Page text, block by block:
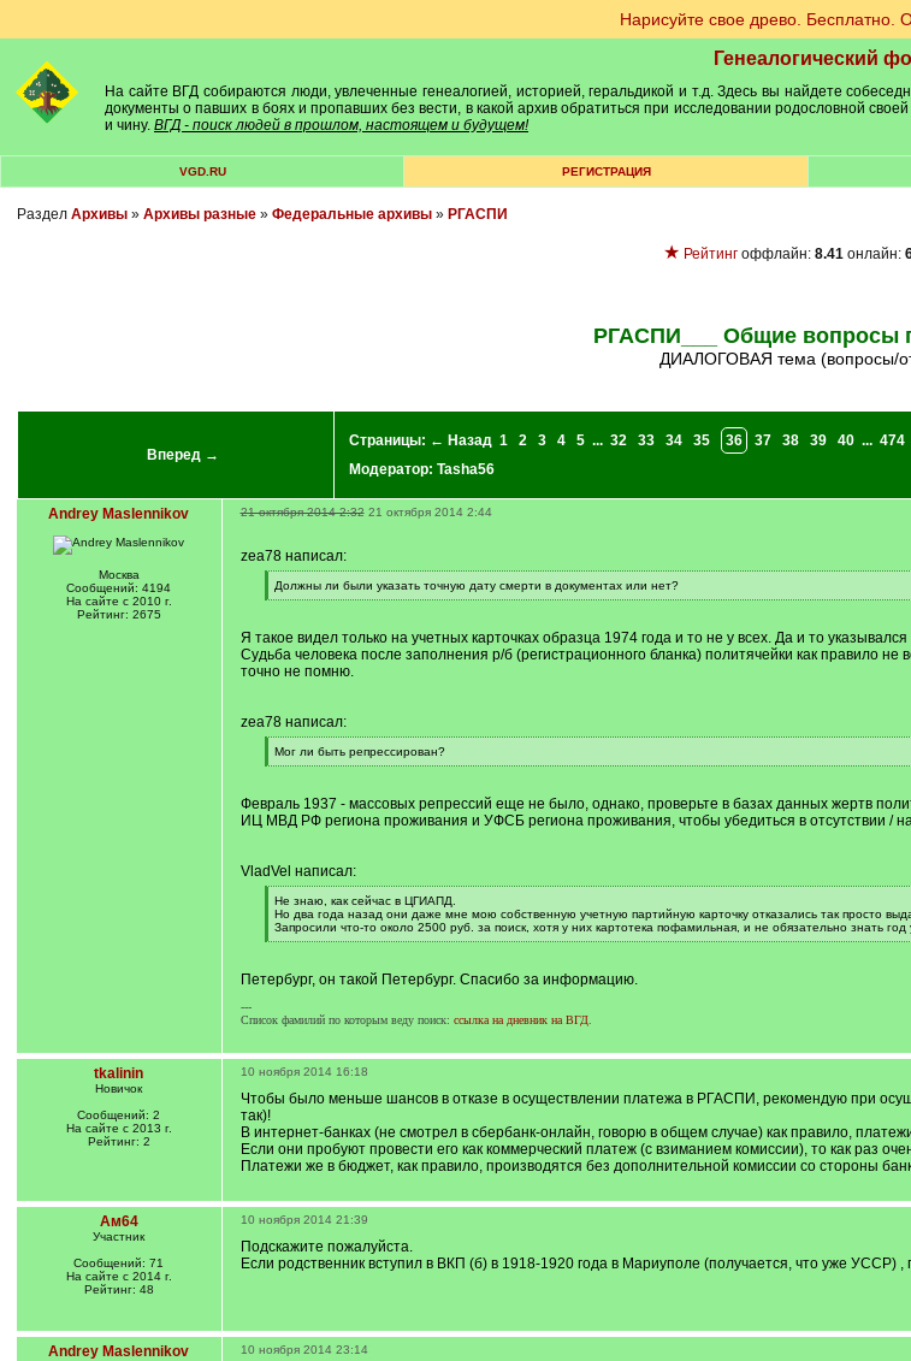
Нарисуйте свое древо. Бесплатно.
Генеалогический
На сайте ВГД собираются люди, увлеченные генеалогией, историей, геральдикой и т.д. Здесь вы найдете
документы о павших в боях и пропавших без вести, в какой архив обратиться при исследовании родословной
и чину. ВГД - поиск людей в прошлом, настоящем и будущем!
VGD.RU РЕГИСТРАЦИЯ
Раздел Архивы» Архивы разные» Федеральные архивы» РГАСПИ
★ Рейтинг оффлайн: 8.41 онлайн:
РГАСПИ___ Общие вопросы
ДИАЛОГОВАЯ тема (вопросы/
Вперед →
Страницы: ← Назад 1 2 3 4 5 ... 32 33 34 35 36 37 38 39 40 ... 474
Модератор: Tasha56
Andrey Maslennikov
Москва
Сообщений: 4194
На сайте с 2010 г.
Рейтинг: 2675
21 октября 2014 2:32 21 октября 2014 2:44
zea78 написал:
[
q
Должны ли были указать точную дату смерти в документах или нет?
[
]
Я такое видел только на учетных карточках образца 1974 года и то не у всех. Да и то
Судьба человека после заполнения р/б (регистрационного бланка) политячейки как правило
точно не помню.
zea78 написал:
[
q
Мог ли быть репрессирован?
[
]
Февраль 1937 - массовых репрессий еще не было, однако, проверьте в базах данных жертв
ИЦ МВД РФ региона проживания и УФСБ региона проживания, чтобы убедиться в отсутствии /
VladVel написал:
[
q
]
Не знаю, как сейчас в ЦГИАПД.
Но два года назад они даже мне мою собственную учетную партийную карточку отказались так просто
Запросили что-то около 2500 руб. за поиск, хотя у них картотека пофамильная, и не обязательно знать год
[
]
Петербург, он такой Петербург. Спасибо за информацию.
---
Список фамилий по которым веду поиск: ссылка на дневник на ВГД.
tkalinin
Новичок
Сообщений: 2
На сайте с 2013 г.
Рейтинг: 2
10 ноября 2014 16:18
Чтобы было меньше шансов в отказе в осуществлении платежа в РГАСПИ, рекомендую при
так)!
В интернет-банках (не смотрел в сбербанк-онлайн, говорю в общем случае) как правило,
Если они пробуют провести его как коммерческий платеж (с взиманием комиссии), то как раз
Платежи же в бюджет, как правило, производятся без дополнительной комиссии со стороны
Ам64
Участник
Сообщений: 71
На сайте с 2014 г.
Рейтинг: 48
10 ноября 2014 21:39
Подскажите пожалуйста.
Если родственник вступил в ВКП (б) в 1918-1920 года в Мариуполе (получается, что уже
Andrey Maslennikov 10 ноября 2014 23:14